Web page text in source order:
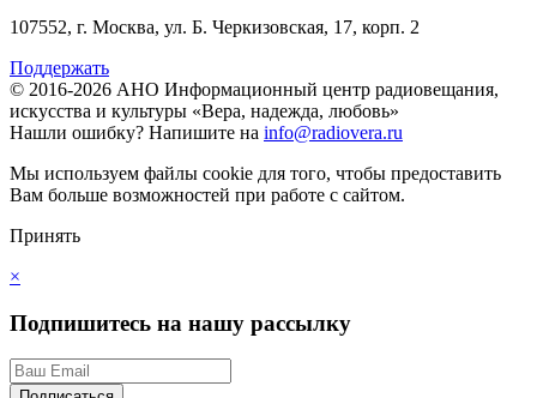
107552, г. Москва, ул. Б. Черкизовская, 17, корп. 2
Поддержать
© 2016-2026 АНО Информационный центр радиовещания,
искусства и культуры «Вера, надежда, любовь»
Нашли ошибку? Напишите на info@radiovera.ru
Мы используем файлы cookie для того, чтобы предоставить
Вам больше возможностей при работе с сайтом.
Принять
×
Подпишитесь на нашу рассылку